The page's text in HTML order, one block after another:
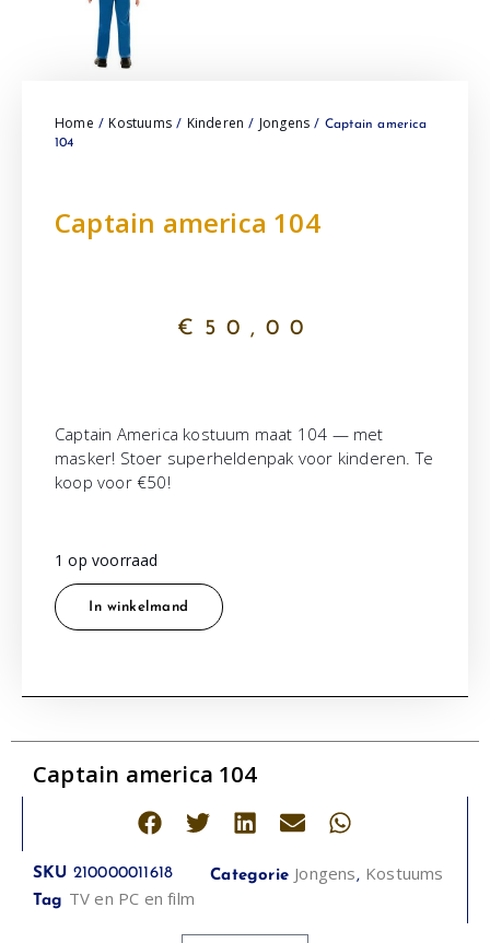
Home / Kostuums / Kinderen / Jongens / Captain america
104
Captain america 104
€ 50,00
Captain America kostuum maat 104 — met
masker! Stoer superheldenpak voor kinderen. Te
koop voor €50!
1 op voorraad
In winkelmand
Captain america 104
SKU 210000011618 Categorie Jongens, Kostuums
Tag TV en PC en film